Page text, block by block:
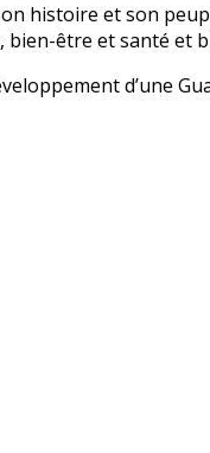
histoire et son
être et santé et
d’une